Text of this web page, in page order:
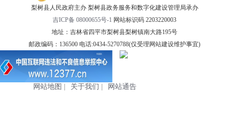
梨树县人民政府主办 梨树县政务服务和数字化建设管理局承办
吉ICP备 08000655号-1 网站标识码 2203220003
地址：吉林省四平市梨树县梨树镇南大路195号
邮政编码：136500 电话:0434-5270788(仅受理网站建设维护事宜)
网站地图 | 关于我们 | 网站通告